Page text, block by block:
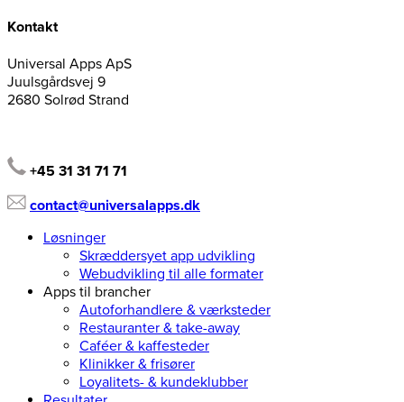
Kontakt
Universal Apps ApS
Juulsgårdsvej 9
2680 Solrød Strand
+45 31 31 71 71
contact@universalapps.dk
Løsninger
Skræddersyet app udvikling
Webudvikling til alle formater
Apps til brancher
Autoforhandlere & værksteder
Restauranter & take-away
Caféer & kaffesteder
Klinikker & frisører
Loyalitets- & kundeklubber